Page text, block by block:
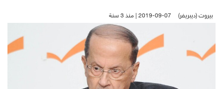
بيروت (ديبريفر) 2019-09-07 | منذ 3 سنة